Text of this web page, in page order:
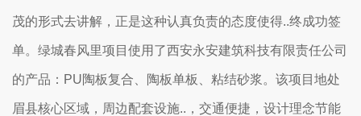
茂的形式去讲解，正是这种认真负责的态度使得..终成功签
单。绿城春风里项目使用了西安永安建筑科技有限责任公司
的产品：PU陶板复合、陶板单板、粘结砂浆。该项目地处
眉县核心区域，周边配套设施..，交通便捷，设计理念节能